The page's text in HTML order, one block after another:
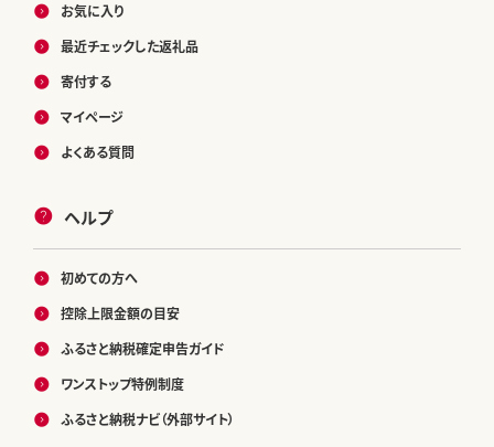
お気に入り
最近チェックした返礼品
寄付する
マイページ
よくある質問
ヘルプ
初めての方へ
控除上限金額の目安
ふるさと納税確定申告ガイド
ワンストップ特例制度
ふるさと納税ナビ（外部サイト）